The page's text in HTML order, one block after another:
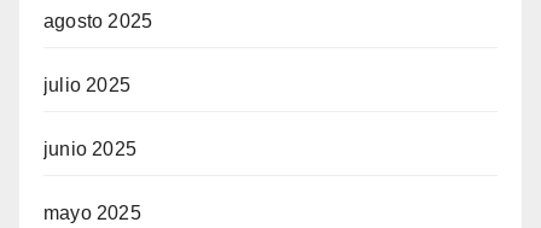
agosto 2025
julio 2025
junio 2025
mayo 2025